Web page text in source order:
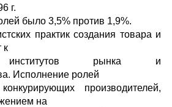
г.
было 3,5% против 1,9%.
практик создания товара и
к
институтов рынка и
Исполнение ролей
производителей,
на